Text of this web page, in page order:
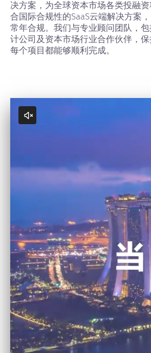
决方案，为全球资本市场各类投融
合国际合规性的SaaS云端解决方案
常年合规。我们与专业顾问团队，
计公司及资本市场行业合作伙伴，
每个项目都能够顺利完成。